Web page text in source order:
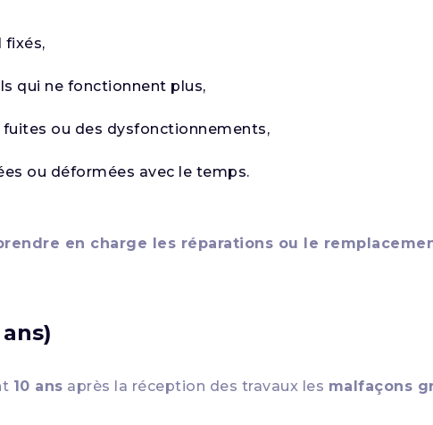
fixés,
qui ne fonctionnent plus,
ou des dysfonctionnements,
ou déformées avec le temps.
en charge les réparations ou le
10 ans après la réception des travaux les malfaçons